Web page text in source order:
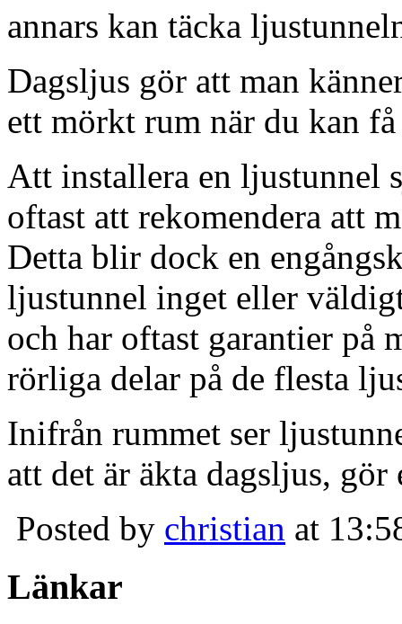
annars kan täcka
Dagsljus gör att man
ett mörkt rum när du kan
Att installera en ljustunnel
oftast att rekomendera att
Detta blir dock en
ljustunnel inget eller
och har oftast garantier på
rörliga delar på de flesta
Inifrån rummet ser
att det är äkta dagsljus,
Posted by christian at
Länkar